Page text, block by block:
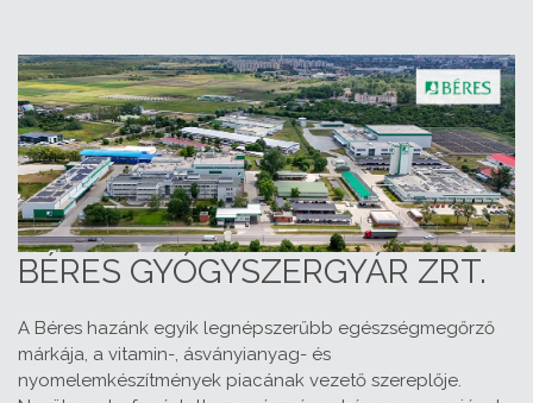
BÉRES GYÓGYSZERGYÁR ZRT.
A Béres hazánk egyik legnépszerűbb egészségmegőrző
márkája, a vitamin-, ásványianyag- és
nyomelemkészítmények piacának vezető szereplője.